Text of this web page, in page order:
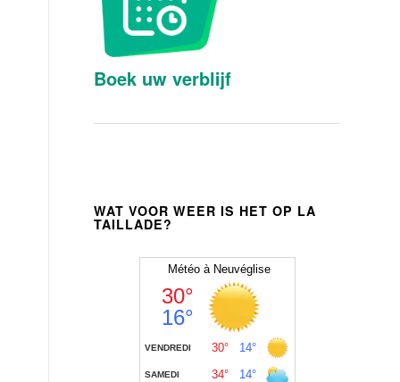
Boek uw verblijf
WAT VOOR WEER IS HET OP LA
TAILLADE?